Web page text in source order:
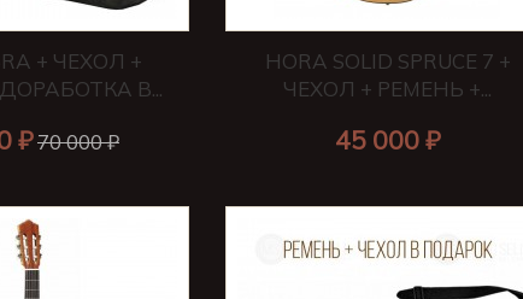
+ ЧЕХОЛ +
В...
₽70 000 ₽
HORA SOLID SPRUCE 7 +
ЧЕХОЛ + РЕМЕНЬ +...
45 000 ₽